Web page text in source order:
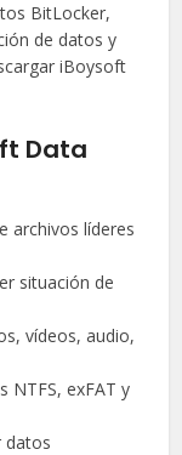
BitLocker,
de datos y
iBoysoft
Data
archivos líderes
situación de
vídeos, audio,
NTFS, exFAT y
datos